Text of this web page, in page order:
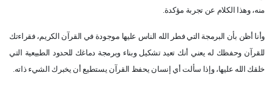
منه، وهذا الكلام عن تجربة مؤكدة.
وأنا أظن بأن البرمجة التي فطر الله الناس عليها موجودة في القرآن الكريم، فقراءتك
للقرآن وحفظك له يعني أنك تعيد تشكيل وبناء وبرمجة دماغك للحدود الطبيعية التي
خلقك الله عليها، وإذا سألت أي إنسان يحفظ القرآن يستطيع أن يخبرك الشيء ذاته.